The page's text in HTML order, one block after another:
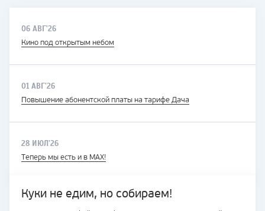
Куки не едим, но собираем!
06 АВГ'26
Кино под открытым небом
01 АВГ'26
Повышение абонентской платы на тарифе Дача
28 ИЮЛ'26
Теперь мы есть и в MAX!